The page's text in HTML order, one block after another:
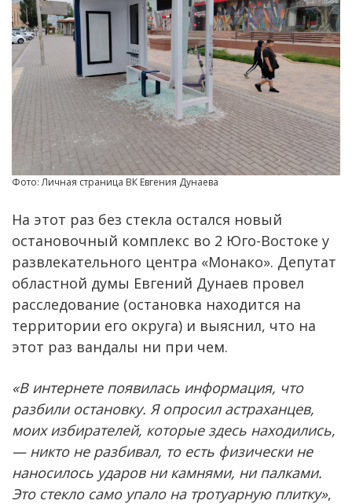
Фото: Личная страница ВК Евгения Дунаева
На этот раз без стекла остался новый
остановочный комплекс во 2 Юго-Востоке у
развлекательного центра «Монако». Депутат
областной думы Евгений Дунаев провел
расследование (остановка находится на
территории его округа) и выяснил, что на
этот раз вандалы ни при чем.
«В интернете появилась информация, что
разбили остановку. Я опросил астраханцев,
моих избирателей, которые здесь находились,
— никто не разбивал, то есть физически не
наносилось ударов ни камнями, ни палками.
Это стекло само упало на тротуарную плитку»,